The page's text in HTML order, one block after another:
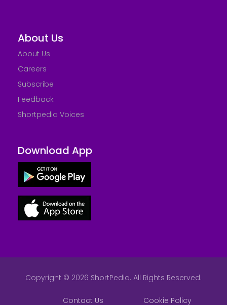
About Us
About Us
Careers
Subscribe
Feedback
Shortpedia Voices
Download App
Copyright © 2026 ShortPedia. All Rights Reserved.
Contact Us Cookie Policy